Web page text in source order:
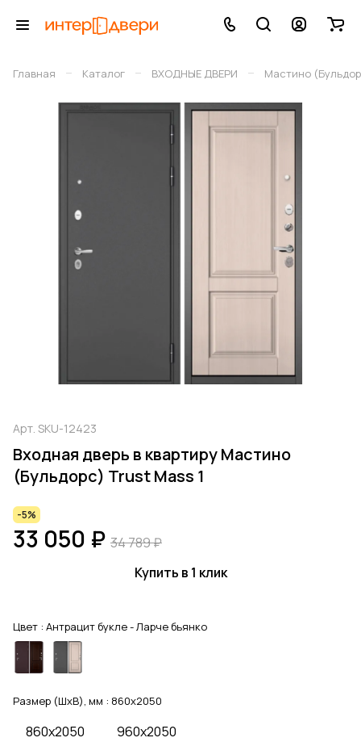
Главная – Каталог – ВХОДНЫЕ ДВЕРИ – Мастино
Арт. SKU-12423
Входная дверь в квартиру Мастино
(Бульдорс) Trust Mass 1
-5%
33 050 ₽ 34 789 ₽
Купить в 1 клик
Цвет : Антрацит букле - Ларче бьянко
Размер (ШхВ), мм : 860x2050
860x2050 960x2050